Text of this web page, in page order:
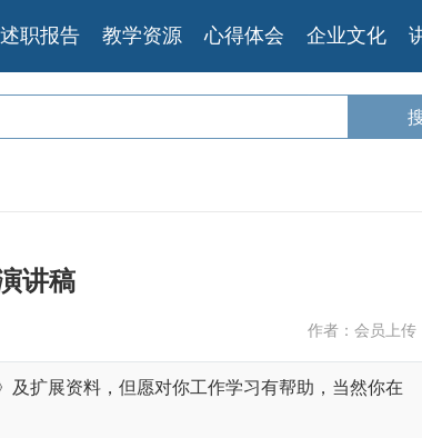
述职报告 教学资源 心得体会 企业文化
讲稿
作者：会员上传
扩展资料，但愿对你工作学习有帮助，当然你在